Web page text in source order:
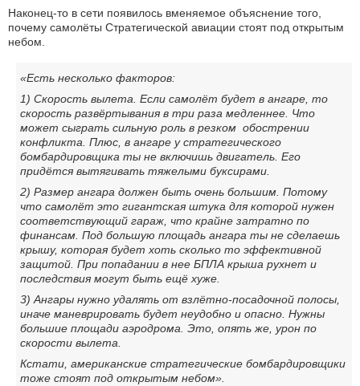
Наконец-то в сети появилось вменяемое объяснение того,
почему самолёты Стратегической авиации стоят под открытым
небом.
«Есть несколько факторов:
1) Скорость вылета. Если самолёт будет в ангаре, то
скорость развёртывания в три раза медленнее. Что
может сыграть сильную роль в резком обострении
конфликта. Плюс, в ангаре у стратегического
бомбардировщика ты не включишь двигатель. Его
придётся вытягивать тяжелыми буксирами.
2) Размер ангара должен быть очень большим. Потому
что самолёт это гигантская штука для которой нужен
соответствующий гараж, что крайне затратно по
финансам. Под большую площадь ангара ты не сделаешь
крышу, которая будет хоть сколько то эффективной
защитой. При попадании в нее БПЛА крыша рухнет и
последствия могут быть ещё хуже.
3) Ангары нужно удалять от взлётно-посадочной полосы,
иначе маневрировать будет неудобно и опасно. Нужны
большие площади аэродрома. Это, опять же, урон по
скорости вылета.
Кстати, американские стратегические бомбардировщики
тоже стоят под открытым небом».